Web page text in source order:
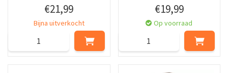
€21,99
Bijna uitverkocht
€19,99
Op voorraad